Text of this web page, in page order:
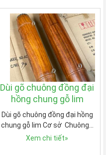
Dùi gõ chuông đồng đại
hồng chung gỗ lim
Dùi gõ chuông đồng đại hồng
chung gỗ lim Cơ sở Chuông…
Xem chi tiết»